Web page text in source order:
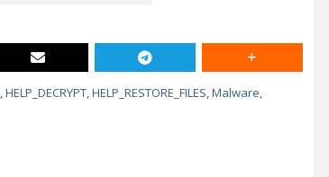
,HELP_DECRYPT,HELP_RESTORE_FILES,Malware,